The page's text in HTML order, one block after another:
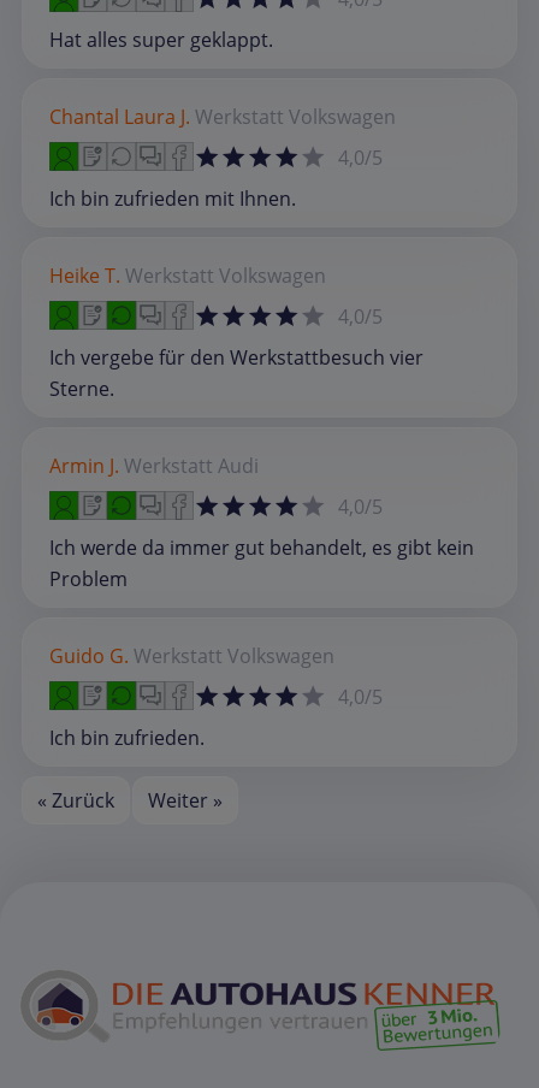
Hat alles super geklappt.
Chantal Laura J. Werkstatt Volkswagen
4,0/5
Ich bin zufrieden mit Ihnen.
Heike T. Werkstatt Volkswagen
4,0/5
Ich vergebe für den Werkstattbesuch vier
Sterne.
Armin J. Werkstatt Audi
4,0/5
Ich werde da immer gut behandelt, es gibt kein
Problem
Guido G. Werkstatt Volkswagen
4,0/5
Ich bin zufrieden.
« Zurück Weiter »